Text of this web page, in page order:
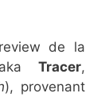
de la
Tracer,
), provenant